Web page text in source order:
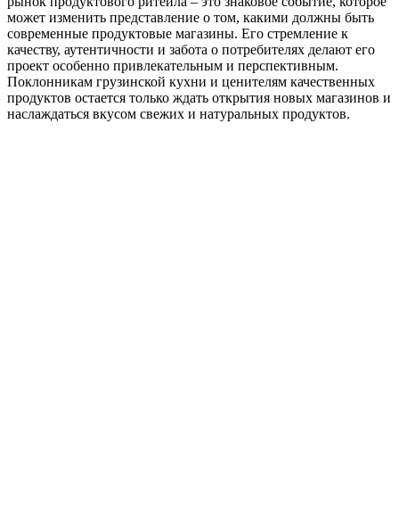
может изменить представление о том, какими должны быть
современные продуктовые магазины. Его стремление к
качеству, аутентичности и забота о потребителях делают его
проект особенно привлекательным и перспективным.
Поклонникам грузинской кухни и ценителям качественных
продуктов остается только ждать открытия новых магазинов и
наслаждаться вкусом свежих и натуральных продуктов.